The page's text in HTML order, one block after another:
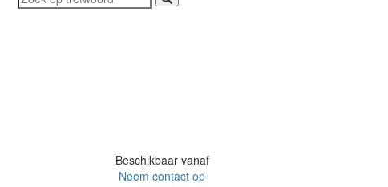
Beschikbaar vanaf
Neem contact op